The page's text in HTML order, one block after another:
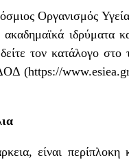
Οργανισμός
ιδρύματα
τον κατάλογο
(https://
είναι περίπλοκη